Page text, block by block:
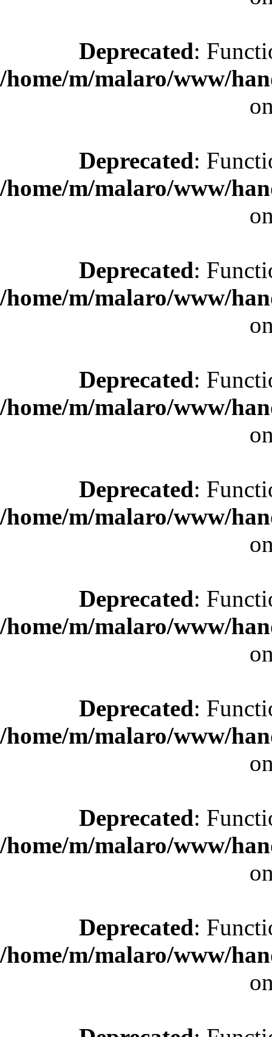
Deprecated:
/home/m/malaro/www/
Deprecated:
/home/m/malaro/www/
Deprecated:
/home/m/malaro/www/
Deprecated:
/home/m/malaro/www/
Deprecated:
/home/m/malaro/www/
Deprecated:
/home/m/malaro/www/
Deprecated:
/home/m/malaro/www/
Deprecated:
/home/m/malaro/www/
Deprecated:
/home/m/malaro/www/